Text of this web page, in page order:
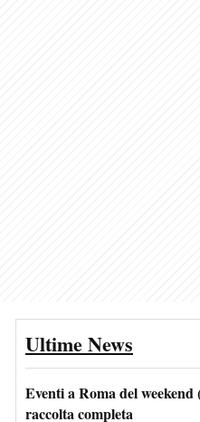
Ultime News
Eventi a Roma del
raccolta completa